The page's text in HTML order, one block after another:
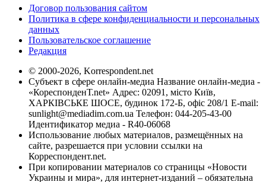
Договор пользования сайтом
Политика в сфере конфиденциальности и персональных
данных
Пользовательское соглашение
Редакция
© 2000-2026, Korrespondent.net
Субъект в сфере онлайн-медиа Название онлайн-медиа -
«КореспонденТ.net» Адрес: 02091, місто Київ,
ХАРКІВСЬКЕ ШОСЕ, будинок 172-Б, офіс 208/1 E-mail:
sunlight@mediadim.com.ua Телефон: 044-205-43-00
Идентификатор медиа - R40-06068
Использование любых материалов, размещённых на
сайте, разрешается при условии ссылки на
Корреспондент.net.
При копировании материалов со страницы «Новости
Украины и мира», для интернет-изданий – обязательна